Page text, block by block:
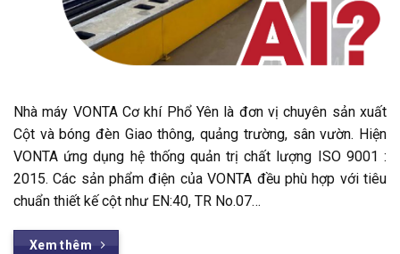
Nhà máy VONTA Cơ khí Phổ Yên là đơn vị chuyên sản xuất
Cột và bóng đèn Giao thông, quảng trường, sân vườn. Hiện
VONTA ứng dụng hệ thống quản trị chất lượng ISO 9001 :
2015. Các sản phẩm điện của VONTA đều phù hợp với tiêu
chuẩn thiết kế cột như EN:40, TR No.07…
Xem thêm